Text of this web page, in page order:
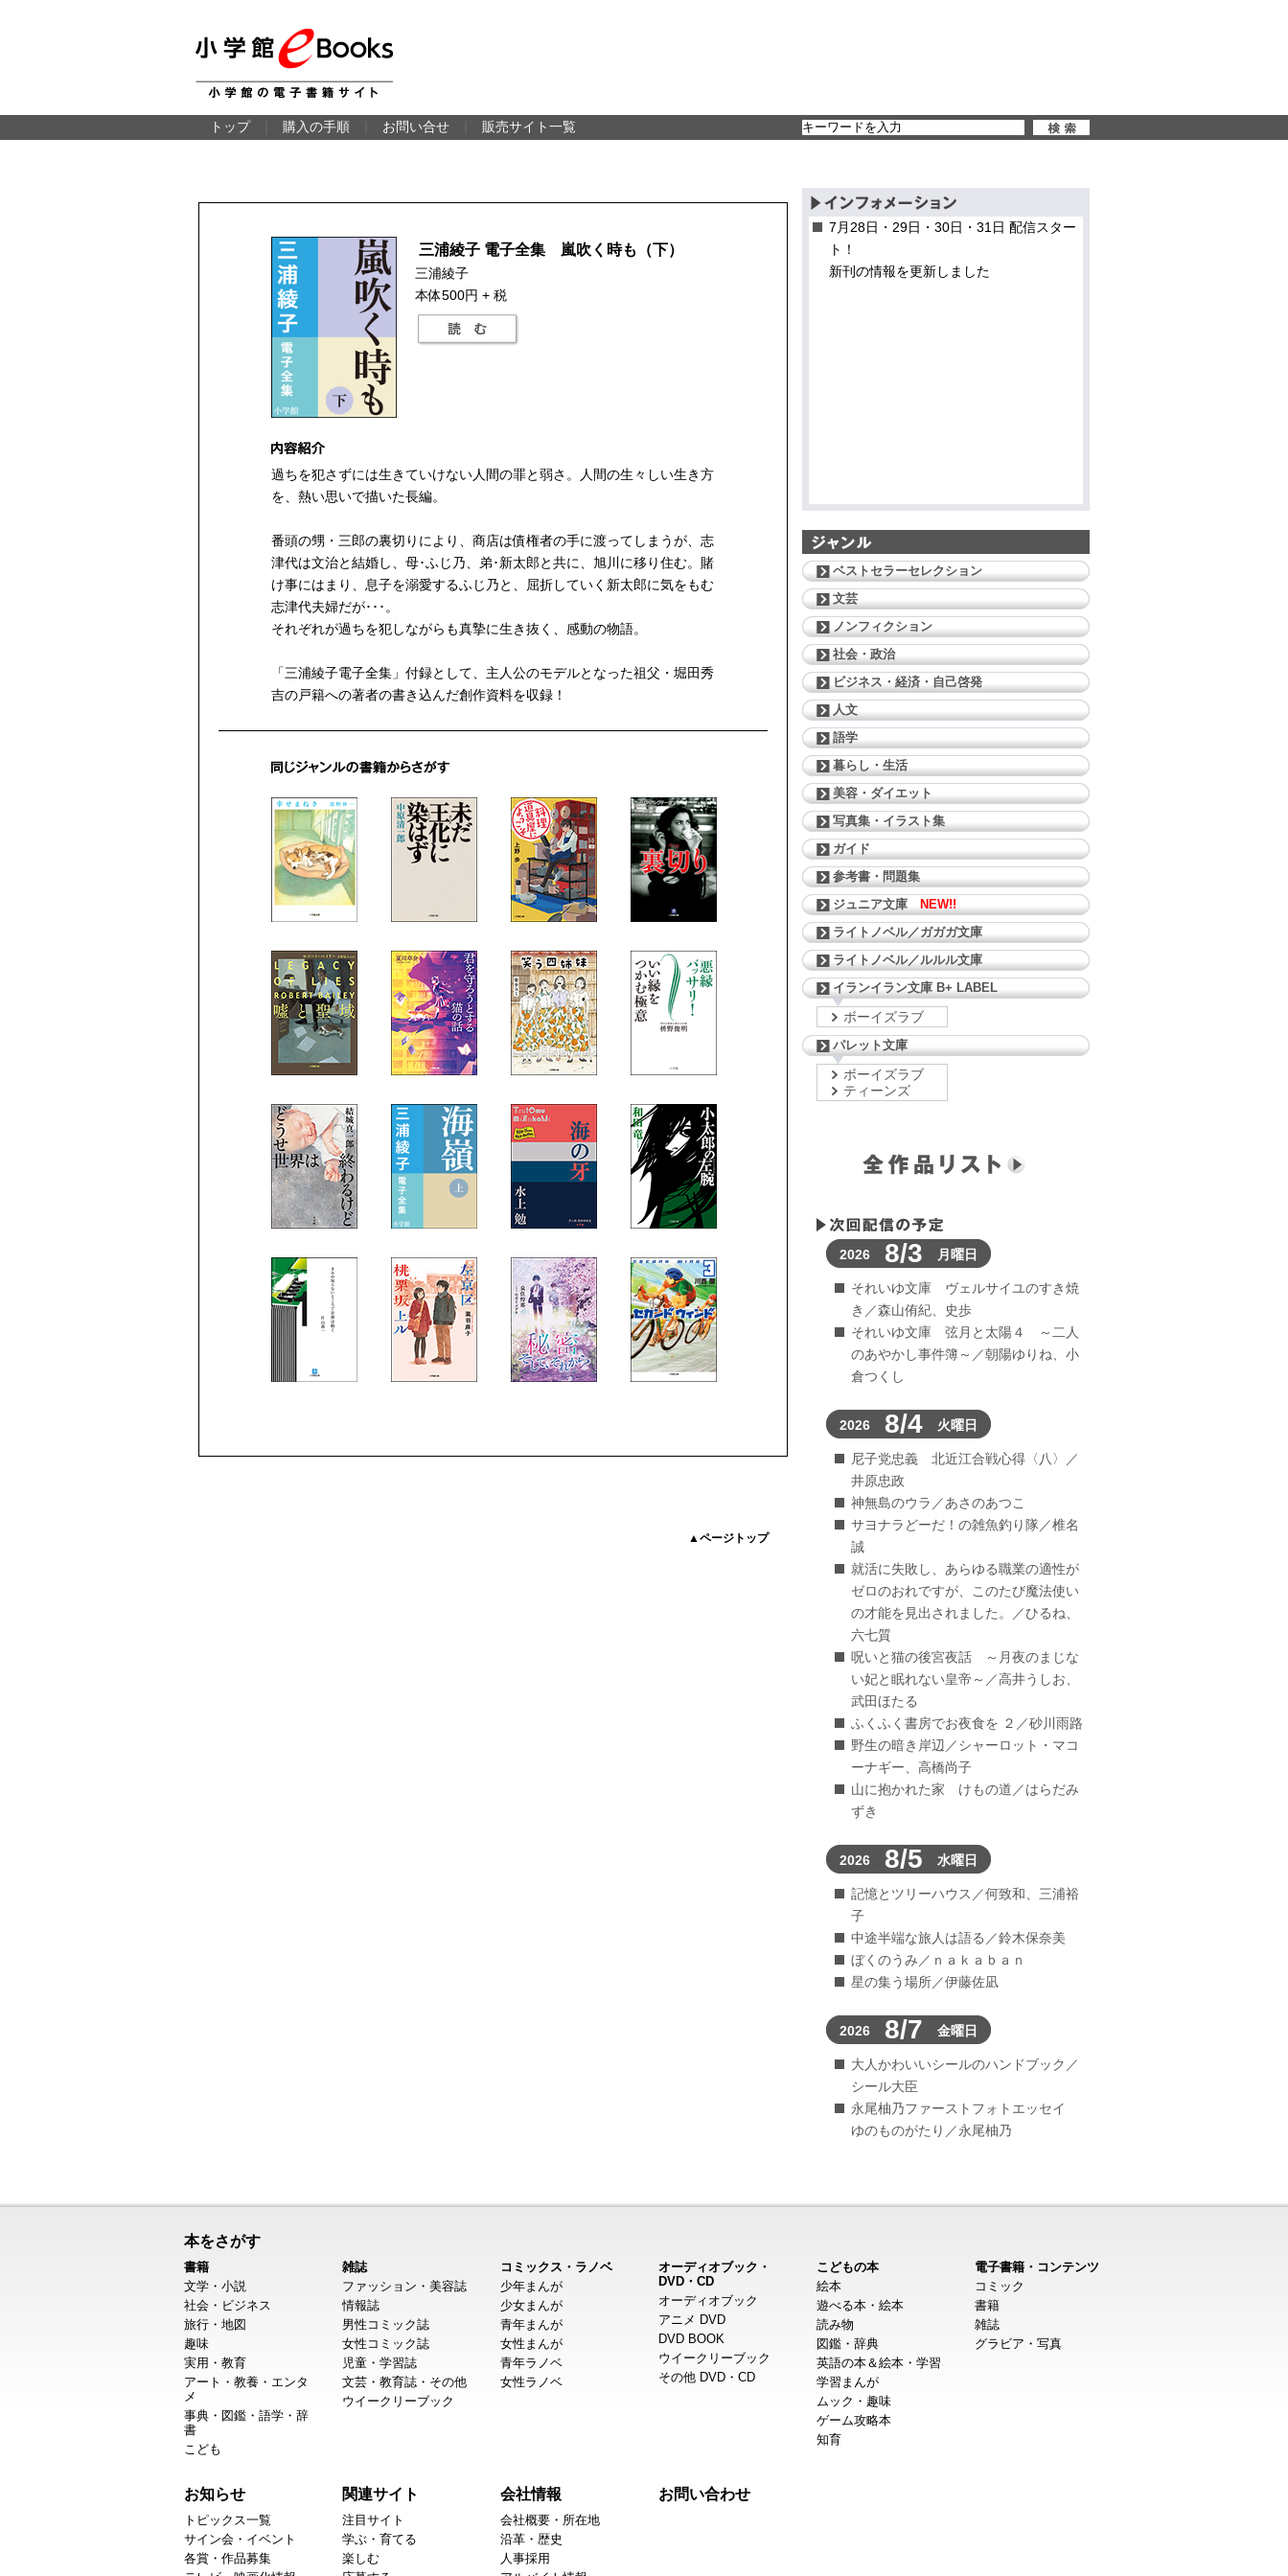
トップ 購入の手順 お問い合せ 販売サイト一覧
三浦綾子 電子全集 嵐吹く時も（下）
三浦綾子
本体500円 + 税
過ちを犯さずには生きていけない人間の罪と弱さ。人間の生々しい生き方
を、熱い思いで描いた長編。
番頭の甥・三郎の裏切りにより、商店は債権者の手に渡ってしまうが、志
津代は文治と結婚し、母･ふじ乃、弟･新太郎と共に、旭川に移り住む。賭
け事にはまり、息子を溺愛するふじ乃と、屈折していく新太郎に気をもむ
志津代夫婦だが･･･。
それぞれが過ちを犯しながらも真摯に生き抜く、感動の物語。
「三浦綾子電子全集」付録として、主人公のモデルとなった祖父・堀田秀
吉の戸籍への著者の書き込んだ創作資料を収録！
▲ページトップ
7月28日・29日・30日・31日 配信スター
ト！
新刊の情報を更新しました
ベストセラーセレクション
文芸
ノンフィクション
社会・政治
ビジネス・経済・自己啓発
人文
語学
暮らし・生活
美容・ダイエット
写真集・イラスト集
ガイド
参考書・問題集
ジュニア文庫
NEW!!
ライトノベル／ガガガ文庫
ライトノベル／ルルル文庫
イランイラン文庫 B+ LABEL
ボーイズラブ
パレット文庫
ボーイズラブ
ティーンズ
2026 8/3 月曜日
それいゆ文庫 ヴェルサイユのすき焼
き／森山侑紀、史歩
それいゆ文庫 弦月と太陽４ ～二人
のあやかし事件簿～／朝陽ゆりね、小
倉つくし
2026 8/4 火曜日
尼子党忠義 北近江合戦心得〈八〉／
井原忠政
神無島のウラ／あさのあつこ
サヨナラどーだ！の雑魚釣り隊／椎名
誠
就活に失敗し、あらゆる職業の適性が
ゼロのおれですが、このたび魔法使い
の才能を見出されました。／ひるね、
六七質
呪いと猫の後宮夜話 ～月夜のまじな
い妃と眠れない皇帝～／高井うしお、
武田ほたる
ふくふく書房でお夜食を ２／砂川雨路
野生の暗き岸辺／シャーロット・マコ
ーナギー、高橋尚子
山に抱かれた家 けもの道／はらだみ
ずき
2026 8/5 水曜日
記憶とツリーハウス／何致和、三浦裕
子
中途半端な旅人は語る／鈴木保奈美
ぼくのうみ／ｎａｋａｂａｎ
星の集う場所／伊藤佐凪
2026 8/7 金曜日
大人かわいいシールのハンドブック／
シール大臣
永尾柚乃ファーストフォトエッセイ
ゆのものがたり／永尾柚乃
本をさがす
書籍
文学・小説
社会・ビジネス
旅行・地図
趣味
実用・教育
アート・教養・エンタ
メ
事典・図鑑・語学・辞
書
こども
雑誌
ファッション・美容誌
情報誌
男性コミック誌
女性コミック誌
児童・学習誌
文芸・教育誌・その他
ウイークリーブック
コミックス・ラノベ
少年まんが
少女まんが
青年まんが
女性まんが
青年ラノベ
女性ラノベ
オーディオブック・
DVD・CD
オーディオブック
アニメ DVD
DVD BOOK
ウイークリーブック
その他 DVD・CD
こどもの本
絵本
遊べる本・絵本
読み物
図鑑・辞典
英語の本＆絵本・学習
学習まんが
ムック・趣味
ゲーム攻略本
知育
電子書籍・コンテンツ
コミック
書籍
雑誌
グラビア・写真
お知らせ
トピックス一覧
サイン会・イベント
各賞・作品募集
関連サイト
注目サイト
学ぶ・育てる
楽しむ
会社情報
会社概要・所在地
沿革・歴史
人事採用
お問い合わせ